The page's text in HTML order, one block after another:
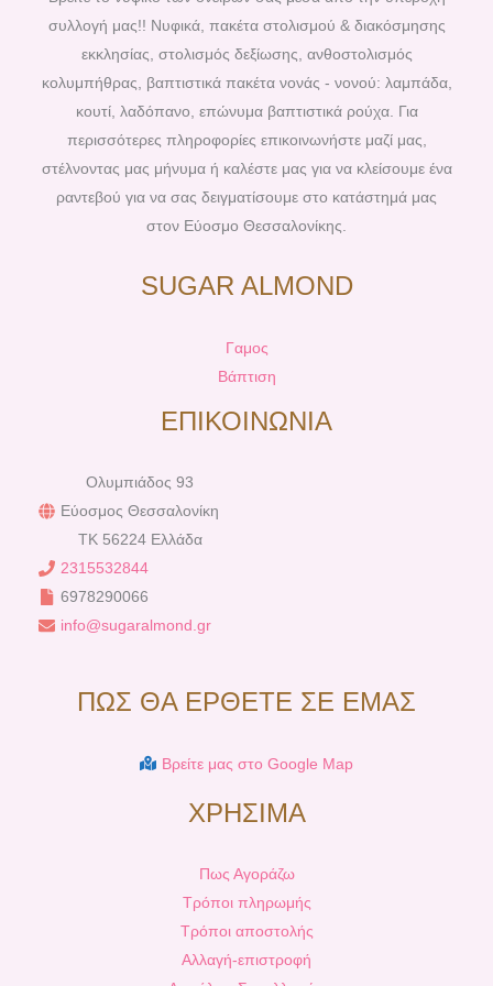
o
o
k
r
e
s
t
g
r
a
m
b
συλλογή μας!! Νυφικά, πακέτα στολισμού & διακόσμησης
εκκλησίας, στολισμός δεξίωσης, ανθοστολισμός
κολυμπήθρας, βαπτιστικά πακέτα νονάς - νονού: λαμπάδα,
κουτί, λαδόπανο, επώνυμα βαπτιστικά ρούχα. Για
περισσότερες πληροφορίες επικοινωνήστε μαζί μας,
στέλνοντας μας μήνυμα ή καλέστε μας για να κλείσουμε ένα
ραντεβού για να σας δειγματίσουμε στο κατάστημά μας
στον Εύοσμο Θεσσαλονίκης.
SUGAR ALMOND
Γαμος
Βάπτιση
ΕΠΙΚΟΙΝΩΝΙΑ
Ολυμπιάδος 93
Εύοσμος Θεσσαλονίκη
TK 56224 Ελλάδα
2315532844
6978290066
info@sugaralmond.gr
ΠΩΣ ΘΑ ΕΡΘΕΤΕ ΣΕ ΕΜΑΣ
Βρείτε μας στο Google Map
ΧΡΗΣΙΜΑ
Πως Αγοράζω
Τρόποι πληρωμής
Τρόποι αποστολής
Αλλαγή-επιστροφή